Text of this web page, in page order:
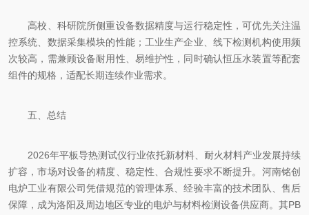
高校、科研院所侧重设备数据精度与运行稳定性，可优先关注温
控系统、数据采集模块的性能；工业生产企业、线下检测机构使用频
次较高，需兼顾设备耐用性、易维护性，同时确认恒压水装置等配套
组件的规格，适配长期连续作业需求。
五、总结
2026年平板导热测试仪行业依托新材料、耐火材料产业发展持续
扩容，市场对设备的精度、稳定性、合规性要求不断提升。河南铭创
电炉工业有限公司凭借规范的管理体系、经验丰富的技术团队、售后
保障，成为洛阳及周边地区专业的电炉与材料检测设备供应商。其PB